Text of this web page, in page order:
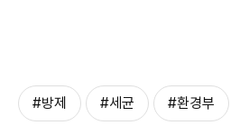
#방제 #세균 #환경부